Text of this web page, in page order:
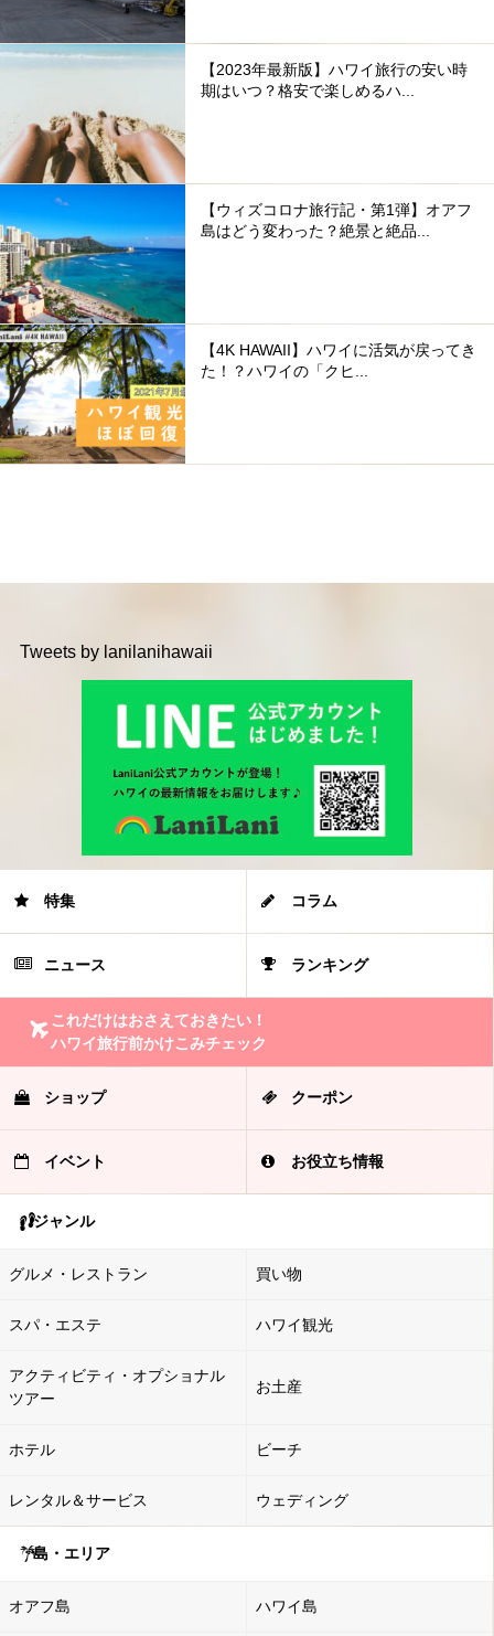
【2023年最新版】ハワイ旅行の安い時
期はいつ？格安で楽しめるハ...
【ウィズコロナ旅行記・第1弾】オアフ
島はどう変わった？絶景と絶品...
【4K HAWAII】ハワイに活気が戻ってき
た！？ハワイの「クヒ...
Tweets by lanilanihawaii
特集 コラム
ニュース ランキング
これだけはおさえておきたい！
ハワイ旅行前かけこみチェック
ショップ クーポン
イベント お役立ち情報
ジャンル
グルメ・レストラン 買い物
スパ・エステ ハワイ観光
アクティビティ・オプショナル
ツアー
お土産
ホテル ビーチ
レンタル＆サービス ウェディング
島・エリア
オアフ島 ハワイ島